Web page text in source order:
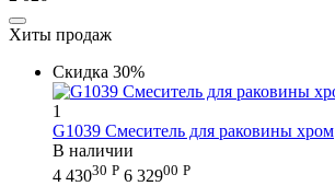
Хиты продаж
Скидка 30%
1
G1039 Смеситель для раковины хром
В наличии
4 43030 Р 6 32900 Р